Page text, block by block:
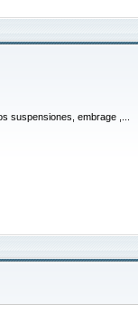
suspensiones, embrage ,...